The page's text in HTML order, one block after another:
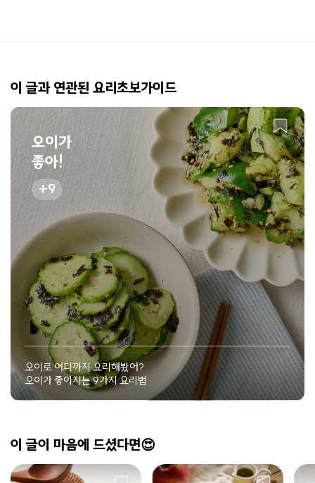
이 글과 연관된 요리초보가이드
오이가
좋아!
9
오이로 어디까지 요리해봤어?
오이가 좋아지는 9가지 요리법
이 글이 마음에 드셨다면😍